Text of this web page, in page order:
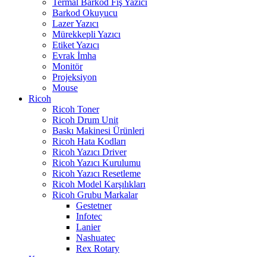
Barkod Okuyucu
Lazer Yazıcı
Mürekkepli Yazıcı
Etiket Yazıcı
Evrak İmha
Monitör
Projeksiyon
Mouse
Ricoh
Ricoh Toner
Ricoh Drum Unit
Baskı Makinesi Ürünleri
Ricoh Hata Kodları
Ricoh Yazıcı Driver
Ricoh Yazıcı Kurulumu
Ricoh Yazıcı Resetleme
Ricoh Model Karşılıkları
Ricoh Grubu Markalar
Gestetner
Infotec
Lanier
Nashuatec
Rex Rotary